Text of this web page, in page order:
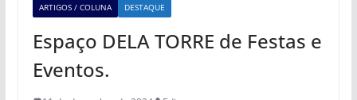
ARTIGOS / COLUNA DESTAQUE
Espaço DELA TORRE de Festas e
Eventos.